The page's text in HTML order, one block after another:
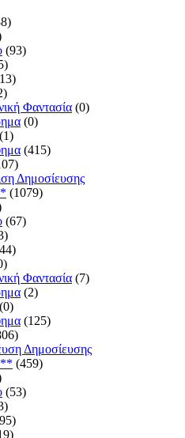
(93)
Φαντασία (0)
(0)
(1)
(415)
Δημοσίευσης
(1079)
(67)
Φαντασία (7)
(2)
(0)
(125)
Δημοσίευσης
(459)
(53)